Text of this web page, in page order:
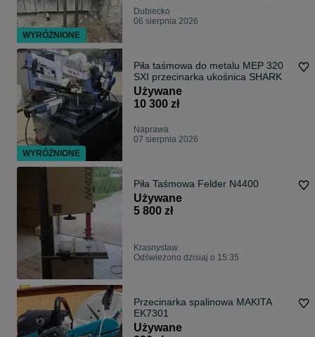
Dubiecko
06 sierpnia 2026
Piła taśmowa do metalu MEP 320
SXI przecinarka ukośnica SHARK
Używane
10 300 zł
Naprawa
07 sierpnia 2026
Piła Taśmowa Felder N4400
Używane
5 800 zł
Krasnystaw
Odświeżono dzisiaj o 15:35
Przecinarka spalinowa MAKITA
EK7301
Używane
WYRÓŻNIONE
WYRÓŻNIONE